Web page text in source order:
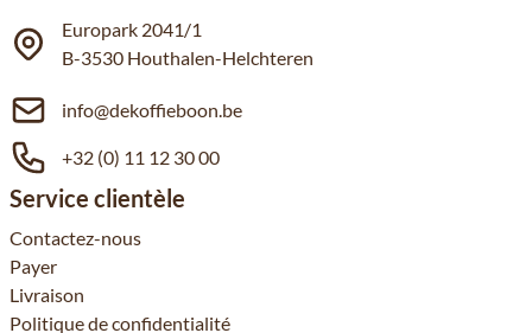
Europark 2041/1
B-3530 Houthalen-Helchteren
info@dekoffieboon.be
+32 (0) 11 12 30 00
Service clientèle
Contactez-nous
Payer
Livraison
Politique de confidentialité